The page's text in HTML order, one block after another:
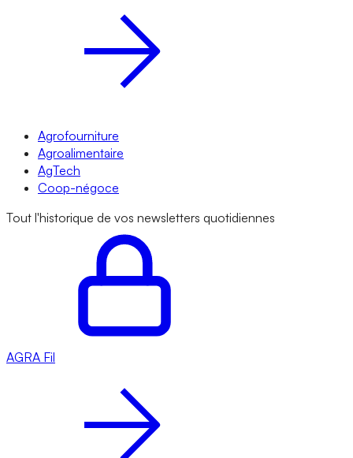
Agrofourniture
Agroalimentaire
AgTech
Coop-négoce
Tout l'historique de vos newsletters quotidiennes
AGRA Fil